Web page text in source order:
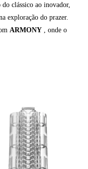
clássico ao inovador,
exploração do prazer.
ARMONY , onde o